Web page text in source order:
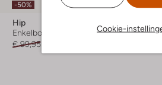
Cookie-
-50%
Hip
Enkelboots
€ 99,95